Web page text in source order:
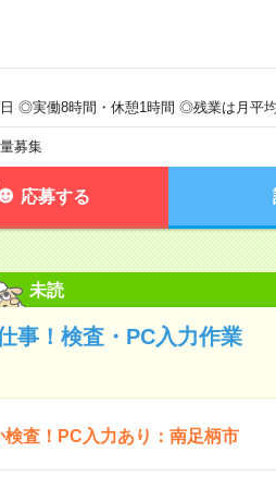
◎実働8時間・休憩1時間 ◎残業は月平
募集
応募する
未読
事！検査・PC入力作業
査！PC入力あり：南足柄市